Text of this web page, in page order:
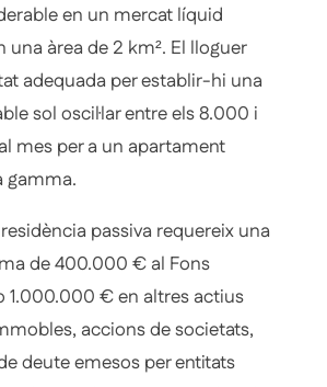
en un mercat líquid
una àrea de 2 km². El lloguer
adequada per establir-hi una
sol oscil·lar entre els 8.000 i
mes per a un apartament
gamma.
passiva requereix una
de 400.000 € al Fons
1.000.000 € en altres actius
accions de societats,
deute emesos per entitats